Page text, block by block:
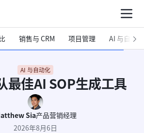
销售与 CRM 项目管理 AI 与自动化
AI 与自动化
最佳AI SOP生成工具
Sia产品营销经理
2026年8月6日